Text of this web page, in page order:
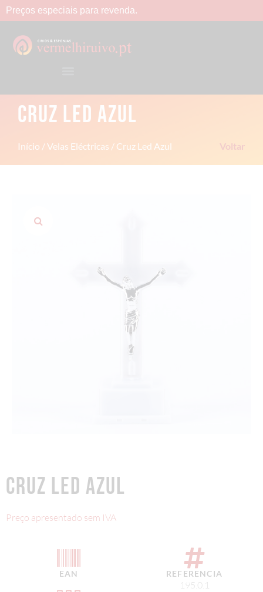
Preços especiais para revenda.
CRUZ LED AZUL
Início /Velas Eléctricas / Cruz Led Azul Voltar
CRUZ LED AZUL
Preço apresentado sem IVA
EAN REFERENCIA
195.0.1